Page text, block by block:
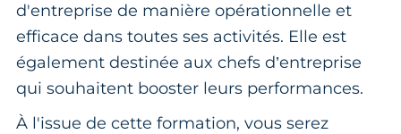
d'entreprise de manière opérationnelle et
efficace dans toutes ses activités. Elle est
également destinée aux chefs d’entreprise
qui souhaitent booster leurs performances.
À l'issue de cette formation, vous serez